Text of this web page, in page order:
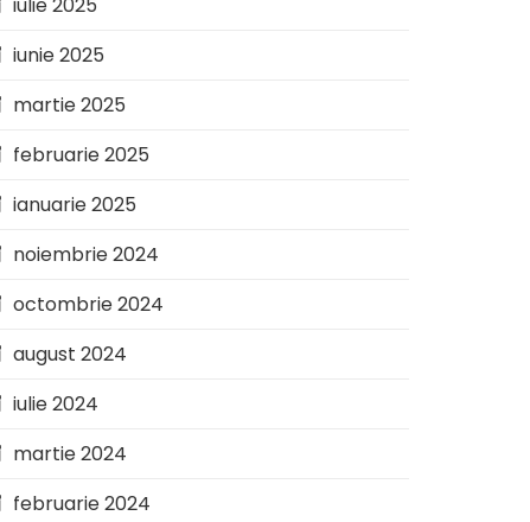
iunie 2025
martie 2025
februarie 2025
ianuarie 2025
noiembrie 2024
octombrie 2024
august 2024
iulie 2024
martie 2024
februarie 2024